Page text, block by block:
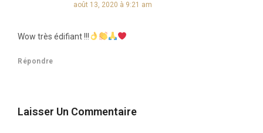
août 13, 2020 à 9:21 am
Wow très édifiant !!!
Répondre
Laisser Un Commentaire